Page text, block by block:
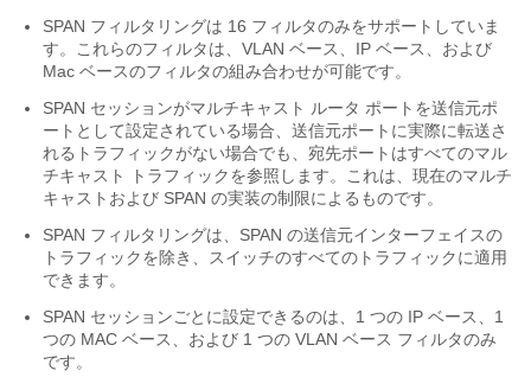
SPAN フィルタリングは 16 フィルタのみをサポートしていま
す。これらのフィルタは、VLAN ベース、IP ベース、および
Mac ベースのフィルタの組み合わせが可能です。
SPAN セッションがマルチキャスト ルータ ポートを送信元ポ
ートとして設定されている場合、送信元ポートに実際に転送さ
れるトラフィックがない場合でも、宛先ポートはすべてのマル
チキャスト トラフィックを参照します。これは、現在のマルチ
キャストおよび SPAN の実装の制限によるものです。
SPAN フィルタリングは、SPAN の送信元インターフェイスの
トラフィックを除き、スイッチのすべてのトラフィックに適用
できます。
SPAN セッションごとに設定できるのは、1 つの IP ベース、1
つの MAC ベース、および 1 つの VLAN ベース フィルタのみ
です。